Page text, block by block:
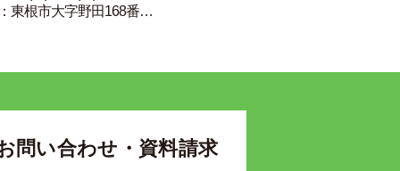
東根市大字野田168番…
問い合わせ・資料請求